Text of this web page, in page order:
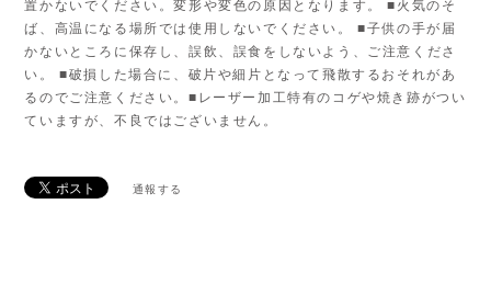
置かないでください。変形や変色の原因となります。 ■火気のそ
ば、高温になる場所では使用しないでください。 ■子供の手が届
かないところに保存し、誤飲、誤食をしないよう、ご注意くださ
い。 ■破損した場合に、破片や細片となって飛散するおそれがあ
るのでご注意ください。■レーザー加工特有のコゲや焼き跡がつい
ていますが、不良ではございません。
通報する